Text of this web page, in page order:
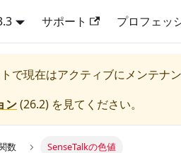
サポート プロフェッ
で現在はアクティブにメンテナ
ン(26.2) を見てください。
数 SenseTalkの色値